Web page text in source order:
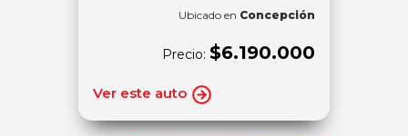
Ubicado en Concepción
Precio: $6.190.000
Ver este auto